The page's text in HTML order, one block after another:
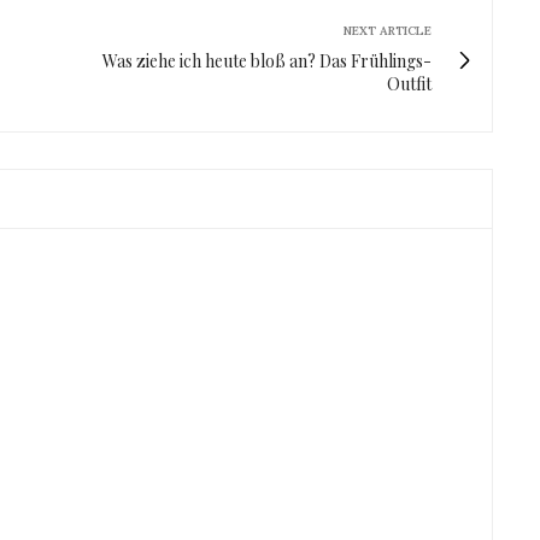
NEXT ARTICLE
Was ziehe ich heute bloß an? Das Frühlings-
Outfit